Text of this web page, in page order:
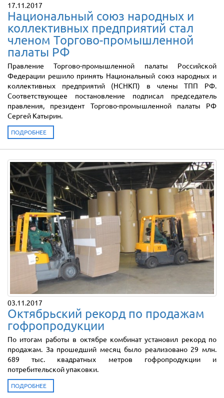
17.11.2017
Национальный союз народных и
коллективных предприятий стал
членом Торгово-промышленной
палаты РФ
Правление Торгово-промышленной палаты Российской
Федерации решило принять Национальный союз народных и
коллективных предприятий (НСНКП) в члены ТПП РФ.
Соответствующее постановление подписал председатель
правления, президент Торгово-промышленной палаты РФ
Сергей Катырин.
ПОДРОБНЕЕ
03.11.2017
Октябрьский рекорд по продажам
гофропродукции
По итогам работы в октябре комбинат установил рекорд по
продажам. За прошедший месяц было реализовано 29 млн.
689 тыс. квадратных метров гофропродукции и
потребительской упаковки.
ПОДРОБНЕЕ